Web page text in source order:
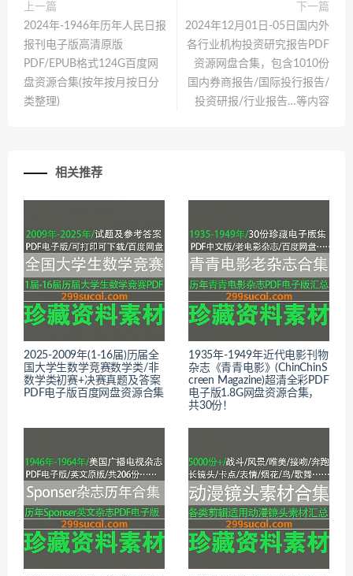
上一篇
2024年-1946年历年人民日报
报刊电子版高清原版
PDF/EPUB格式124G百度网
盘资源合集(按年按月按日分
类整理)
下一篇
2024年12月01日-05日国内外
各行业机构投资研究报告PDF
资源网盘合集，包含1010份
国内券商报告/国际投行报告/
投资研报/行业报告…等内容
相关推荐
2025-2009年(1-16届)历届全
国大学生数学竞赛数学类/非
数学类初赛+决赛真题及答案
PDF电子版百度网盘资源合集
1935年-1949年近代电影刊物
杂志《青青电影》(ChinChinS
creen Magazine)超清全彩PDF
电子版1.8G网盘资源合集，
共30份！